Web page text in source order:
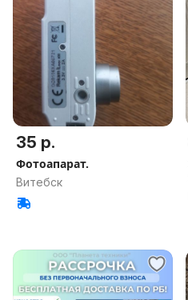
35 р.
Фотоапарат.
Витебск